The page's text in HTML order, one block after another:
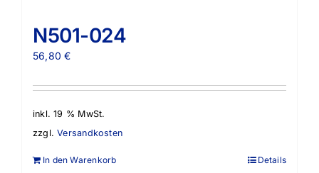
N501-024
56,80€
inkl. 19 % MwSt.
zzgl.Versandkosten
In den Warenkorb Details